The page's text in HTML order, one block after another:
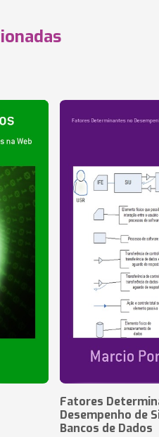
Fatores
Desempenho de
Bancos de Dados